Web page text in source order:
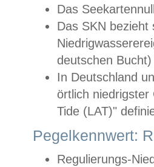
Das
Das SKN
deutschen
In Deutschland
örtlich
Tide (LAT)"
Pegelkennwert:
Regulierungs-